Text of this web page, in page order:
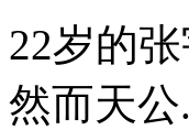
22岁的
然而天公